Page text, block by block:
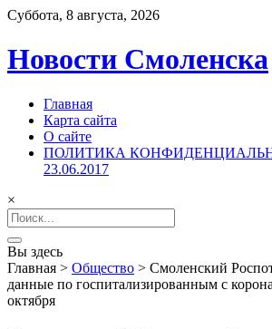
Суббота, 8 августа, 2026
Новости Смоленска
Главная
Карта сайта
О сайте
ПОЛИТИКА
23.06.2017
×
Search
for:
Вы здесь
Главная > Общество > Смоленский
данные по госпитализированным с
октября